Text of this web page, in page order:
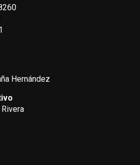
Hernández